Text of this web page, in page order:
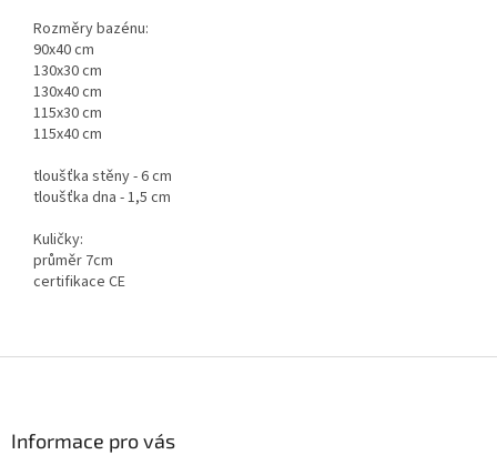
Rozměry bazénu:
90x40 cm
130x30 cm
130x40 cm
115x30 cm
115x40 cm
tloušťka stěny - 6 cm
tloušťka dna - 1,5 cm
Kuličky:
průměr 7cm
certifikace CE
Informace pro vás